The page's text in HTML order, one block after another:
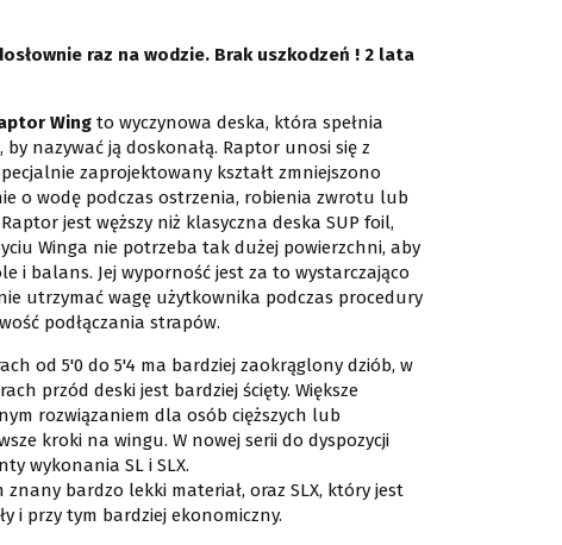
raz na wodzie. Brak uszkodzeń ! 2 lata
Wingto wyczynowa deska, która spełnia
by nazywać ją doskonałą. Raptor unosi się z
zaprojektowany kształt zmniejszono
o wodę podczas ostrzenia, robienia zwrotu lub
jest węższy niż klasyczna deska SUP foil,
Winga nie potrzeba tak dużej powierzchni, aby
i balans. Jej wyporność jest za to wystarczająco
utrzymać wagę użytkownika podczas procedury
podłączania strapów.
od 5'0 do 5'4 ma bardziej zaokrąglony dziób, w
przód deski jest bardziej ścięty. Większe
rozwiązaniem dla osób cięższych lub
kroki na wingu. W nowej serii do dyspozycji
wykonania SL i SLX.
znany bardzo lekki materiał, oraz SLX, który jest
i przy tym bardziej ekonomiczny.